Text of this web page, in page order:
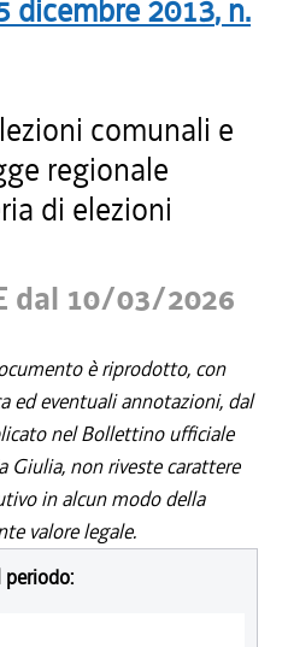
dicembre 2013, n.
comunali e
regionale
di elezioni
dal 10/03/2026
è riprodotto, con
ed eventuali annotazioni, dal
nel Bollettino ufficiale
Giulia, non riveste carattere
in alcun modo della
valore legale.